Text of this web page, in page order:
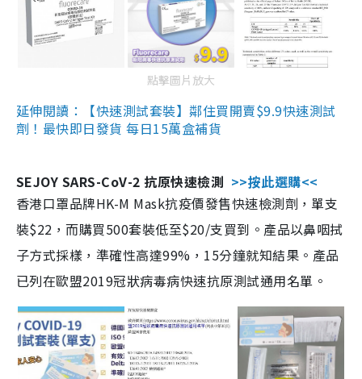
點擊圖片放大
延伸閱讀：【快速測試套裝】鄰住買開賣$9.9快速測試
劑！最快即日發貨 每日15萬盒補貨
SEJOY SARS-CoV-2 抗原快速檢測 >>按此選購<<
香港口罩品牌HK-M Mask抗疫價發售快速檢測劑，單支
裝$22，而購買500套裝低至$20/支買到。產品以鼻咽拭
子方式採樣，準確性高達99%，15分鐘就知結果。產品
已列在歐盟2019冠狀病毒病快速抗原測試通用名單。